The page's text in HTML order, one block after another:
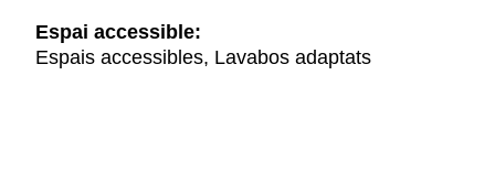
Espai accessible:
Espais accessibles, Lavabos adaptats